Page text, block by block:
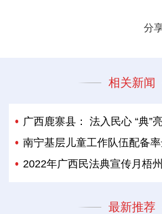
分
相关新闻
广西鹿寨县： 法入民心 “典”
南宁基层儿童工作队伍配备
2022年广西民法典宣传月梧
最新推荐